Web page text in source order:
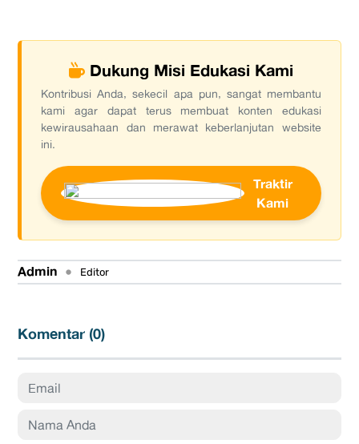
Dukung Misi Edukasi Kami
Kontribusi Anda, sekecil apa pun, sangat membantu
kami agar dapat terus membuat konten edukasi
kewirausahaan dan merawat keberlanjutan website
ini.
Traktir
Kami
Admin • Editor
Komentar (0)